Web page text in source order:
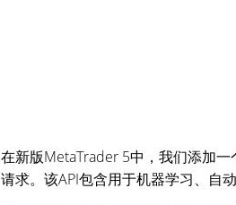
在新版MetaTrader 5中，我们添加
请求。该API包含用于机器学习、自